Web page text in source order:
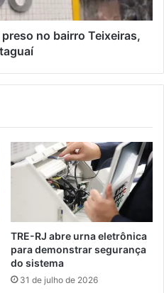
no bairro Teixeiras,
TRE-RJ abre urna eletrônica
para demonstrar segurança
do sistema
31 de julho de 2026